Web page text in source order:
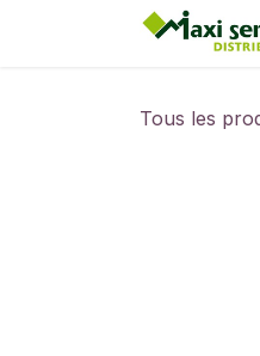
Se rendre au contenu
Tous les